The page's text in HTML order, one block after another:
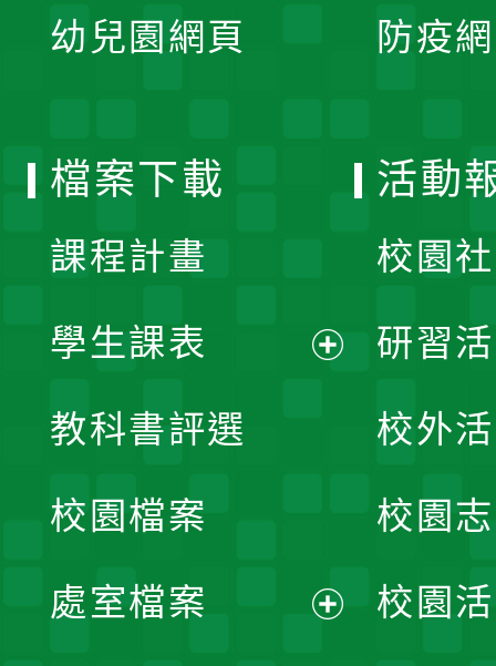
幼兒園網頁 防疫
檔案下載
課程計畫
學生課表
單
教科書評選
校園檔案
處室檔案
活動
校園
研習
校外
校園
校園